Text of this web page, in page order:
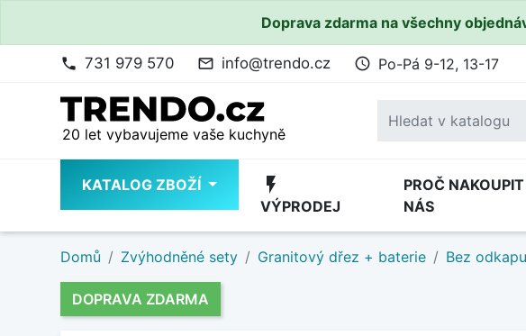
Doprava zdarma na všechny
phone 731 979 570 mail_outline info@trendo.cz access_time Po-Pá 9-12, 13-17
20 let vybavujeme vaše kuchyně
KATALOG ZBOŽÍ flash_on
VÝPRODEJ
PROČ
NÁS
Domů Zvýhodněné sety Granitový dřez + baterie Bez
DOPRAVA ZDARMA